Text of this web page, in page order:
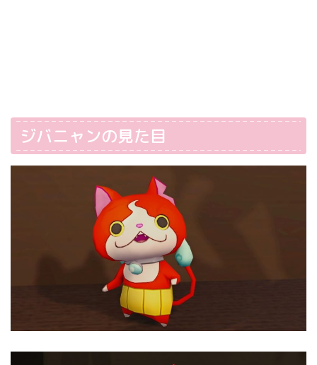
ジバニャンの見た目